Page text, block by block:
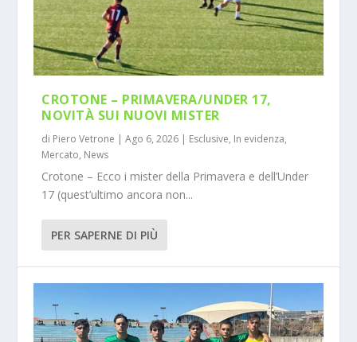
CROTONE – PRIMAVERA/UNDER 17,
NOVITÀ SUI NUOVI MISTER
di Piero Vetrone |Ago 6, 2026 | Esclusive, In evidenza,
Mercato, News
Crotone – Ecco i mister della Primavera e dell’Under
17 (quest’ultimo ancora non...
PER SAPERNE DI PIÙ